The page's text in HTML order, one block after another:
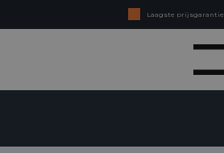
Laagste prijsgarantie
Online kopen, niet goed geld terug
Financial lease - Soepele acceptatie